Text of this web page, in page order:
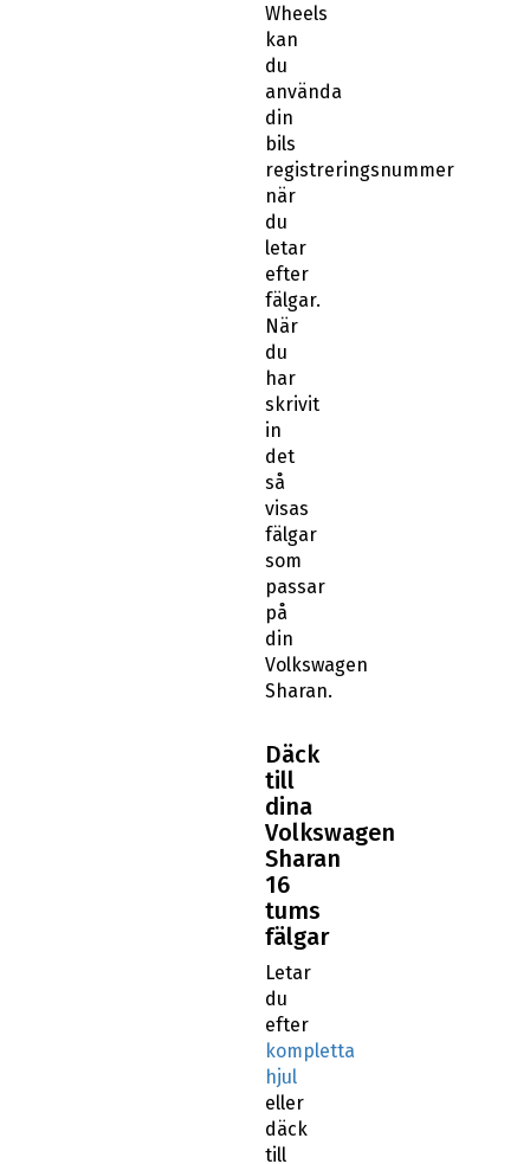
Wheels
kan
du
använda
din
bils
registreringsnummer
när
du
letar
efter
fälgar.
När
du
har
skrivit
in
det
så
visas
fälgar
som
passar
på
din
Volkswagen
Sharan.
Däck
till
dina
Volkswagen
Sharan
16
tums
fälgar
Letar
du
efter
kompletta
hjul
eller
däck
till